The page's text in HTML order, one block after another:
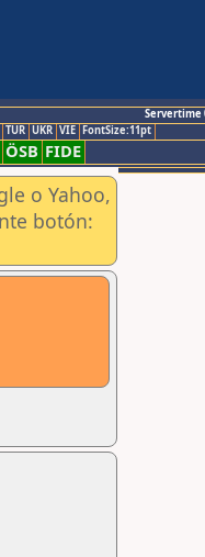
Servertime
TUR UKR VIE FontSize:11pt
ÖSB FIDE
o Yahoo,
botón: